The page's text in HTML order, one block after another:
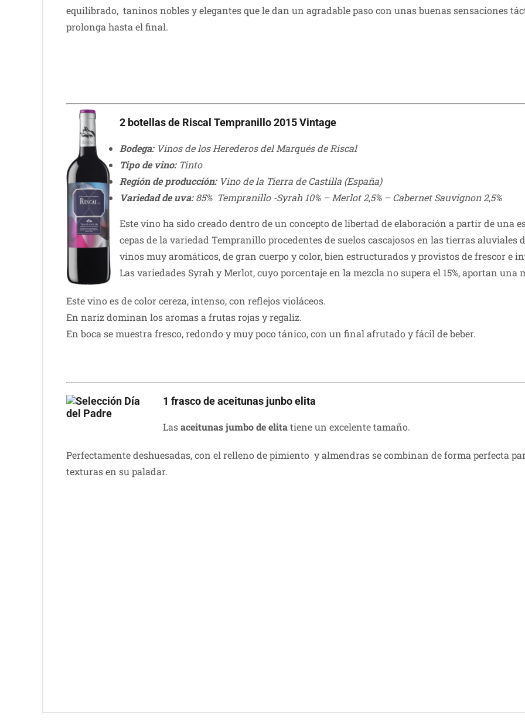
equilibrado, taninos nobles y elegantes que le dan un agradable paso con unas buenas sensaciones
prolonga hasta el final.
2 botellas de Riscal Tempranillo 2015 Vintage
Bodega:Vinos de los Herederos del Marqués de Riscal
Tipo de vino: Tinto
Región de producción:Vino de la Tierra de Castilla (España)
Variedad de uva:85% Tempranillo -Syrah 10% – Merlot 2,5% – Cabernet Sauvignon 2,5%
Este vino ha sido creado dentro de un concepto de libertad de elaboración a partir de una
cepas de la variedad Tempranillo procedentes de suelos cascajosos en las tierras aluviales
vinos muy aromáticos, de gran cuerpo y color, bien estructurados y provistos de frescor e
Las variedades Syrah y Merlot, cuyo porcentaje en la mezcla no supera el 15%, aportan
Este vino es de color cereza, intenso, con reflejos violáceos.
En nariz dominan los aromas a frutas rojas y regaliz.
En boca se muestra fresco, redondo y muy poco tánico, con un final afrutado y fácil de beber.
1 frasco de aceitunas junbo elita
Lasaceitunas jumbo de elitatiene un excelente tamaño.
Perfectamente deshuesadas, con el relleno de pimiento y almendras se combinan de forma perfecta
texturas en su paladar.